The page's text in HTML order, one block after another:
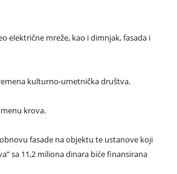
električne mreže, kao i dimnjak, fasada i
kulturno-umetnička društva.
krova.
fasade na objektu te ustanove koji
sa 11,2 miliona dinara biće finansirana